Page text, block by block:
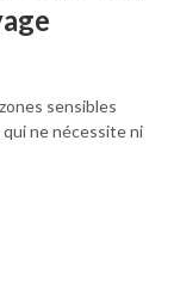
sensibles
ne nécessite ni